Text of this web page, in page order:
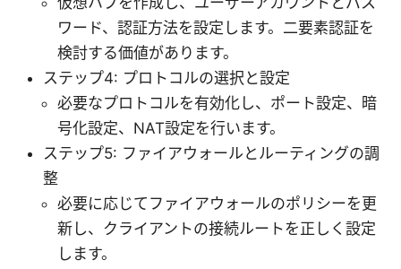
ワード、認証方法を設定します。二要素認証を
検討する価値があります。
ステップ4: プロトコルの選択と設定
必要なプロトコルを有効化し、ポート設定、暗
号化設定、NAT設定を行います。
ステップ5: ファイアウォールとルーティングの調
整
必要に応じてファイアウォールのポリシーを更
新し、クライアントの接続ルートを正しく設定
します。